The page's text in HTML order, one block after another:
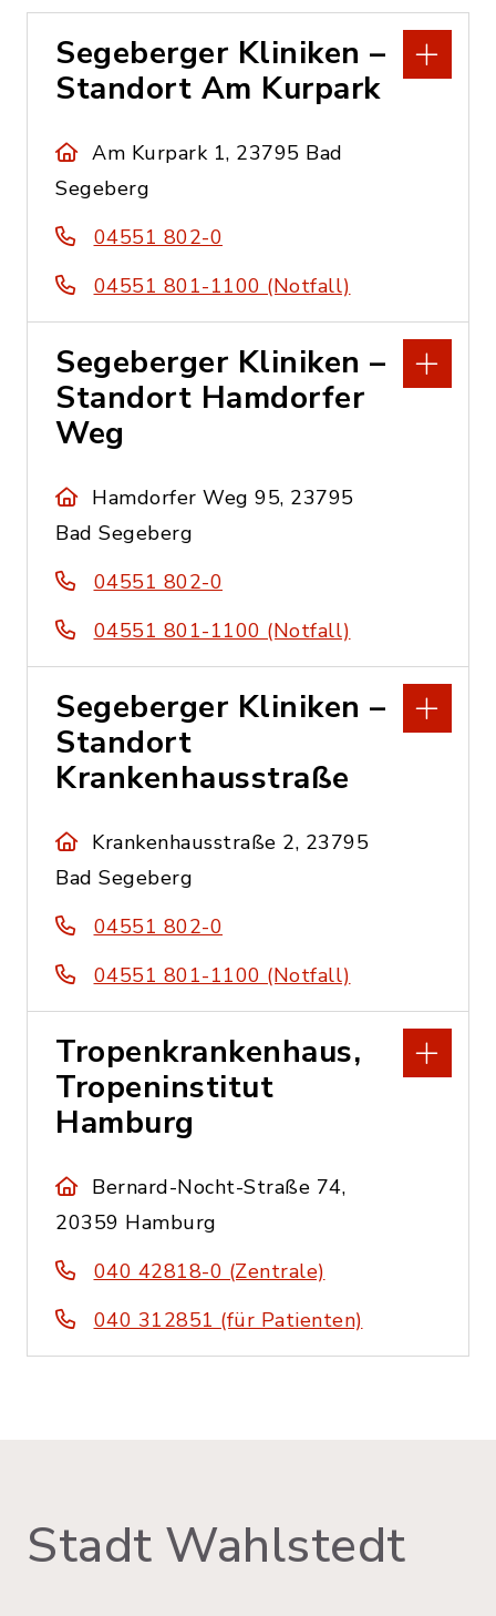
Segeberger Kliniken –
Standort Am Kurpark
Am Kurpark 1, 23795 Bad
Segeberg
04551 802-0
04551 801-1100 (Notfall)
Segeberger Kliniken –
Standort Hamdorfer
Weg
Hamdorfer Weg 95, 23795
Bad Segeberg
04551 802-0
04551 801-1100 (Notfall)
Segeberger Kliniken –
Standort
Krankenhausstraße
Krankenhausstraße 2, 23795
Bad Segeberg
04551 802-0
04551 801-1100 (Notfall)
Tropenkrankenhaus,
Tropeninstitut
Hamburg
Bernard-Nocht-Straße 74,
20359 Hamburg
040 42818-0 (Zentrale)
040 312851 (für Patienten)
Stadt Wahlstedt